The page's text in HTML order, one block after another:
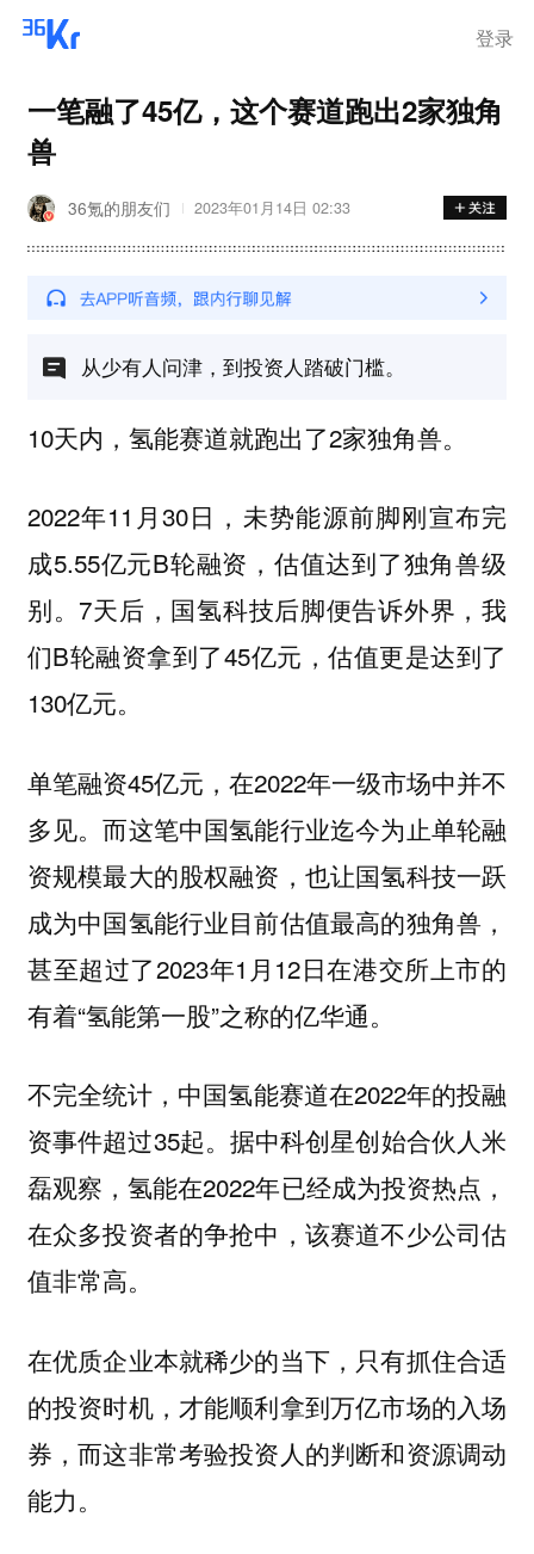
登录
一笔融了45亿，这个赛道跑出2家独角
兽
36氪的朋友们 2023年01月14日 02:33
从少有人问津，到投资人踏破门槛。
10天内，氢能赛道就跑出了2家独角兽。
2022年11月30日，未势能源前脚刚宣布完
成5.55亿元B轮融资，估值达到了独角兽级
别。7天后，国氢科技后脚便告诉外界，我
们B轮融资拿到了45亿元，估值更是达到了
130亿元。
单笔融资45亿元，在2022年一级市场中并不
多见。而这笔中国氢能行业迄今为止单轮融
资规模最大的股权融资，也让国氢科技一跃
成为中国氢能行业目前估值最高的独角兽，
甚至超过了2023年1月12日在港交所上市的
有着“氢能第一股”之称的亿华通。
不完全统计，中国氢能赛道在2022年的投融
资事件超过35起。据中科创星创始合伙人米
磊观察，氢能在2022年已经成为投资热点，
在众多投资者的争抢中，该赛道不少公司估
值非常高。
在优质企业本就稀少的当下，只有抓住合适
的投资时机，才能顺利拿到万亿市场的入场
券，而这非常考验投资人的判断和资源调动
能力。